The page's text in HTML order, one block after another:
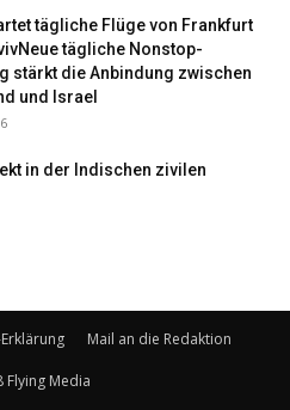
tägliche Flüge von Frankfurt
tägliche Nonstop-
stärkt die Anbindung zwischen
und Israel
in der Indischen zivilen
Mail an die Redaktion
Flying Media